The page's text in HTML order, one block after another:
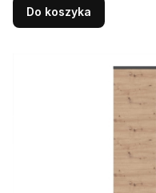
Do koszyka